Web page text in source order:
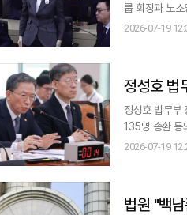
룹 회장과 노소영 아
(주심 박영재 대법
2026-07-19
정성호 법
정성호 법무부
135명 송환 등의 성과를 보였다. 법무부는 19일 정 장관
활력에 정책 역량을 집중했다"며 이같
2026-07-19
법원 "백